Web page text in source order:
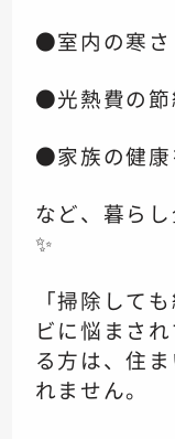
●室内の寒さ
●光熱費の節
●家族の健康
など、暮ら
✨
「掃除して
ビに悩まさ
る方は、住
れません。